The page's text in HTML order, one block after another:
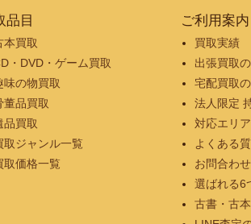
品目
本買取
・DVD・ゲーム買取
味の物買取
董品買取
品買取
取ジャンル一覧
取価格一覧
ご利用案内
買取実績
出張買取
宅配買取
法人限定
対応エリア
よくある
お問合わ
選ばれる6
古書・古